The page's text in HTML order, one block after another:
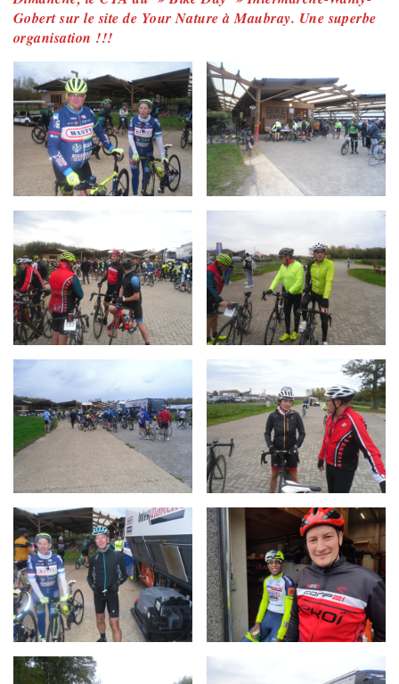
Gobert sur le site de Your Nature à Maubray. Une superbe
organisation !!!